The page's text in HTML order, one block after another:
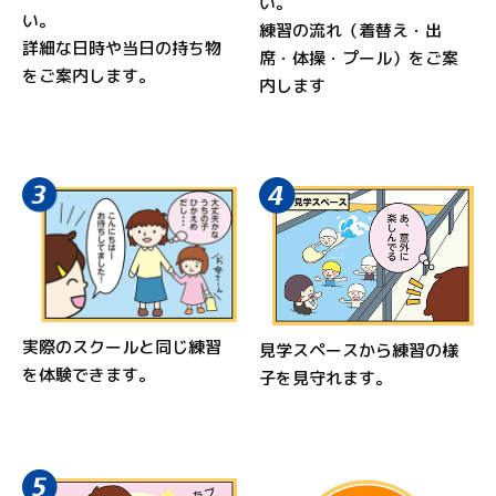
い。
詳細な日時や当日の持ち物
をご案内します。
練習の流れ（着替え・出
席・体操・プール）をご案
内します
実際のスクールと同じ練習
を体験できます。
見学スペースから練習の様
子を見守れます。